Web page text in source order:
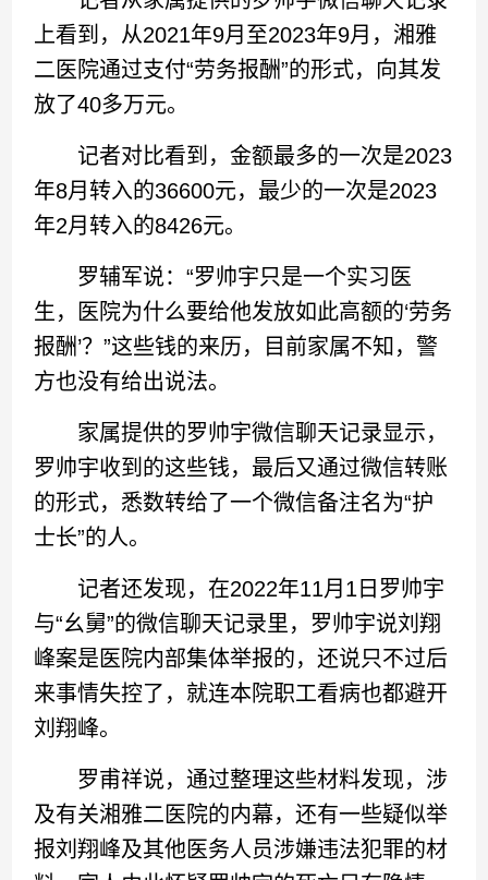
上看到，从2021年9月至2023年9月，湘雅
二医院通过支付“劳务报酬”的形式，向其发
放了40多万元。
记者对比看到，金额最多的一次是2023
年8月转入的36600元，最少的一次是2023
年2月转入的8426元。
罗辅军说：“罗帅宇只是一个实习医
生，医院为什么要给他发放如此高额的‘劳务
报酬’？”这些钱的来历，目前家属不知，警
方也没有给出说法。
家属提供的罗帅宇微信聊天记录显示，
罗帅宇收到的这些钱，最后又通过微信转账
的形式，悉数转给了一个微信备注名为“护
士长”的人。
记者还发现，在2022年11月1日罗帅宇
与“幺舅”的微信聊天记录里，罗帅宇说刘翔
峰案是医院内部集体举报的，还说只不过后
来事情失控了，就连本院职工看病也都避开
刘翔峰。
罗甫祥说，通过整理这些材料发现，涉
及有关湘雅二医院的内幕，还有一些疑似举
报刘翔峰及其他医务人员涉嫌违法犯罪的材